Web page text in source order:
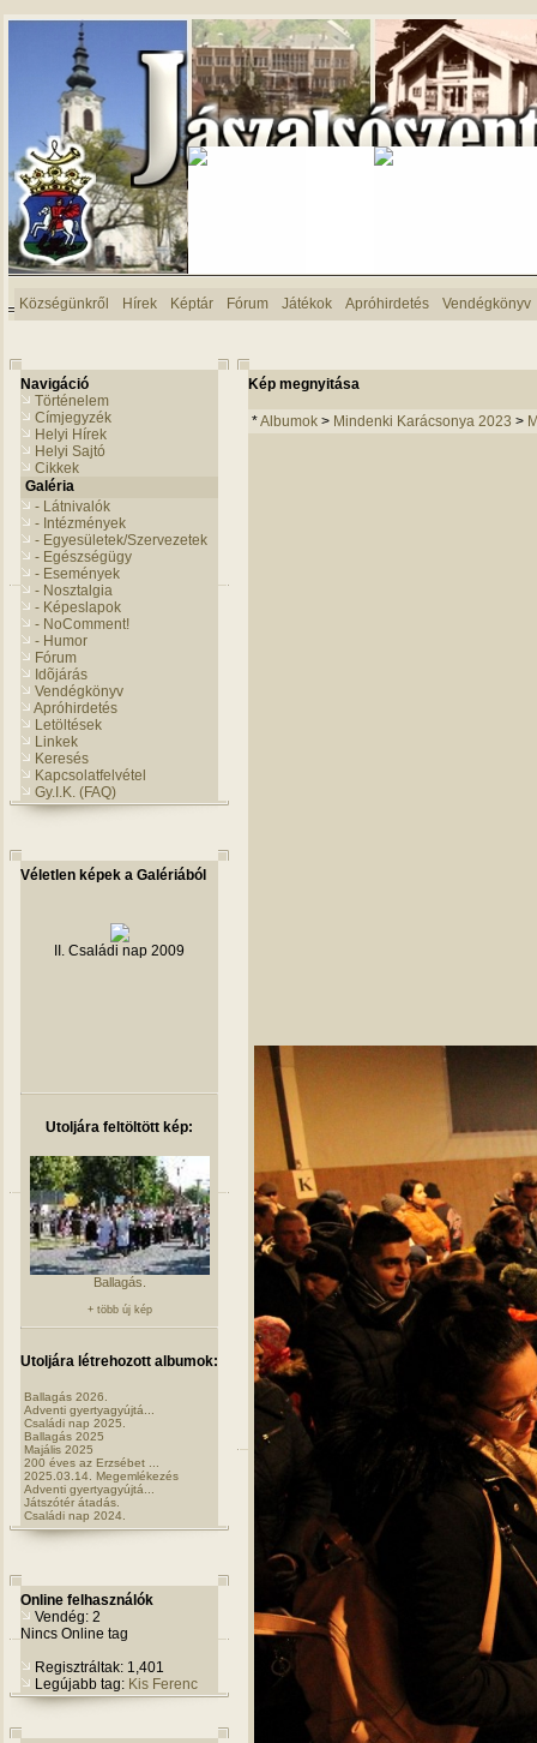
Községünkről Hírek Képtár Fórum Játékok Apróhirdetés Vendégkönyv
Navigáció
Történelem
Címjegyzék
Helyi Hírek
Helyi Sajtó
Cikkek
Galéria
- Látnivalók
- Intézmények
- Egyesületek/Szervezetek
- Egészségügy
- Események
- Nosztalgia
- Képeslapok
- NoComment!
- Humor
Fórum
Idõjárás
Vendégkönyv
Apróhirdetés
Letöltések
Linkek
Keresés
Kapcsolatfelvétel
Gy.I.K. (FAQ)
Véletlen képek a Galériából
II. Családi nap 2009
Utoljára feltöltött kép:
Ballagás.
+ több új kép
Utoljára létrehozott albumok:
Ballagás 2026.
Adventi gyertyagyújtá...
Családi nap 2025.
Ballagás 2025
Majális 2025
200 éves az Erzsébet ...
2025.03.14. Megemlékezés
Adventi gyertyagyújtá...
Játszótér átadás.
Családi nap 2024.
Online felhasználók
Vendég: 2
Nincs Online tag
Regisztráltak: 1,401
Legújabb tag: Kis Ferenc
Kép megnyitása
*Albumok > Mindenki Karácsonya 2023 >